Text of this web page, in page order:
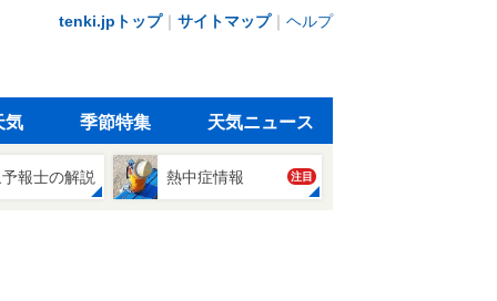
tenki.jpトップ｜ サイトマップ｜ ヘルプ
気 季節特集 天気ニュース
報士の解説 熱中症情報 注目